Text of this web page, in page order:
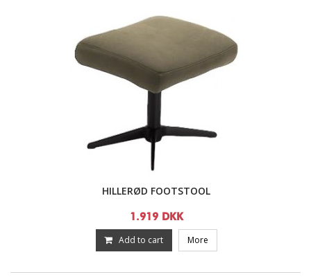
HILLERØD FOOTSTOOL
1.919 DKK
Add to cart More